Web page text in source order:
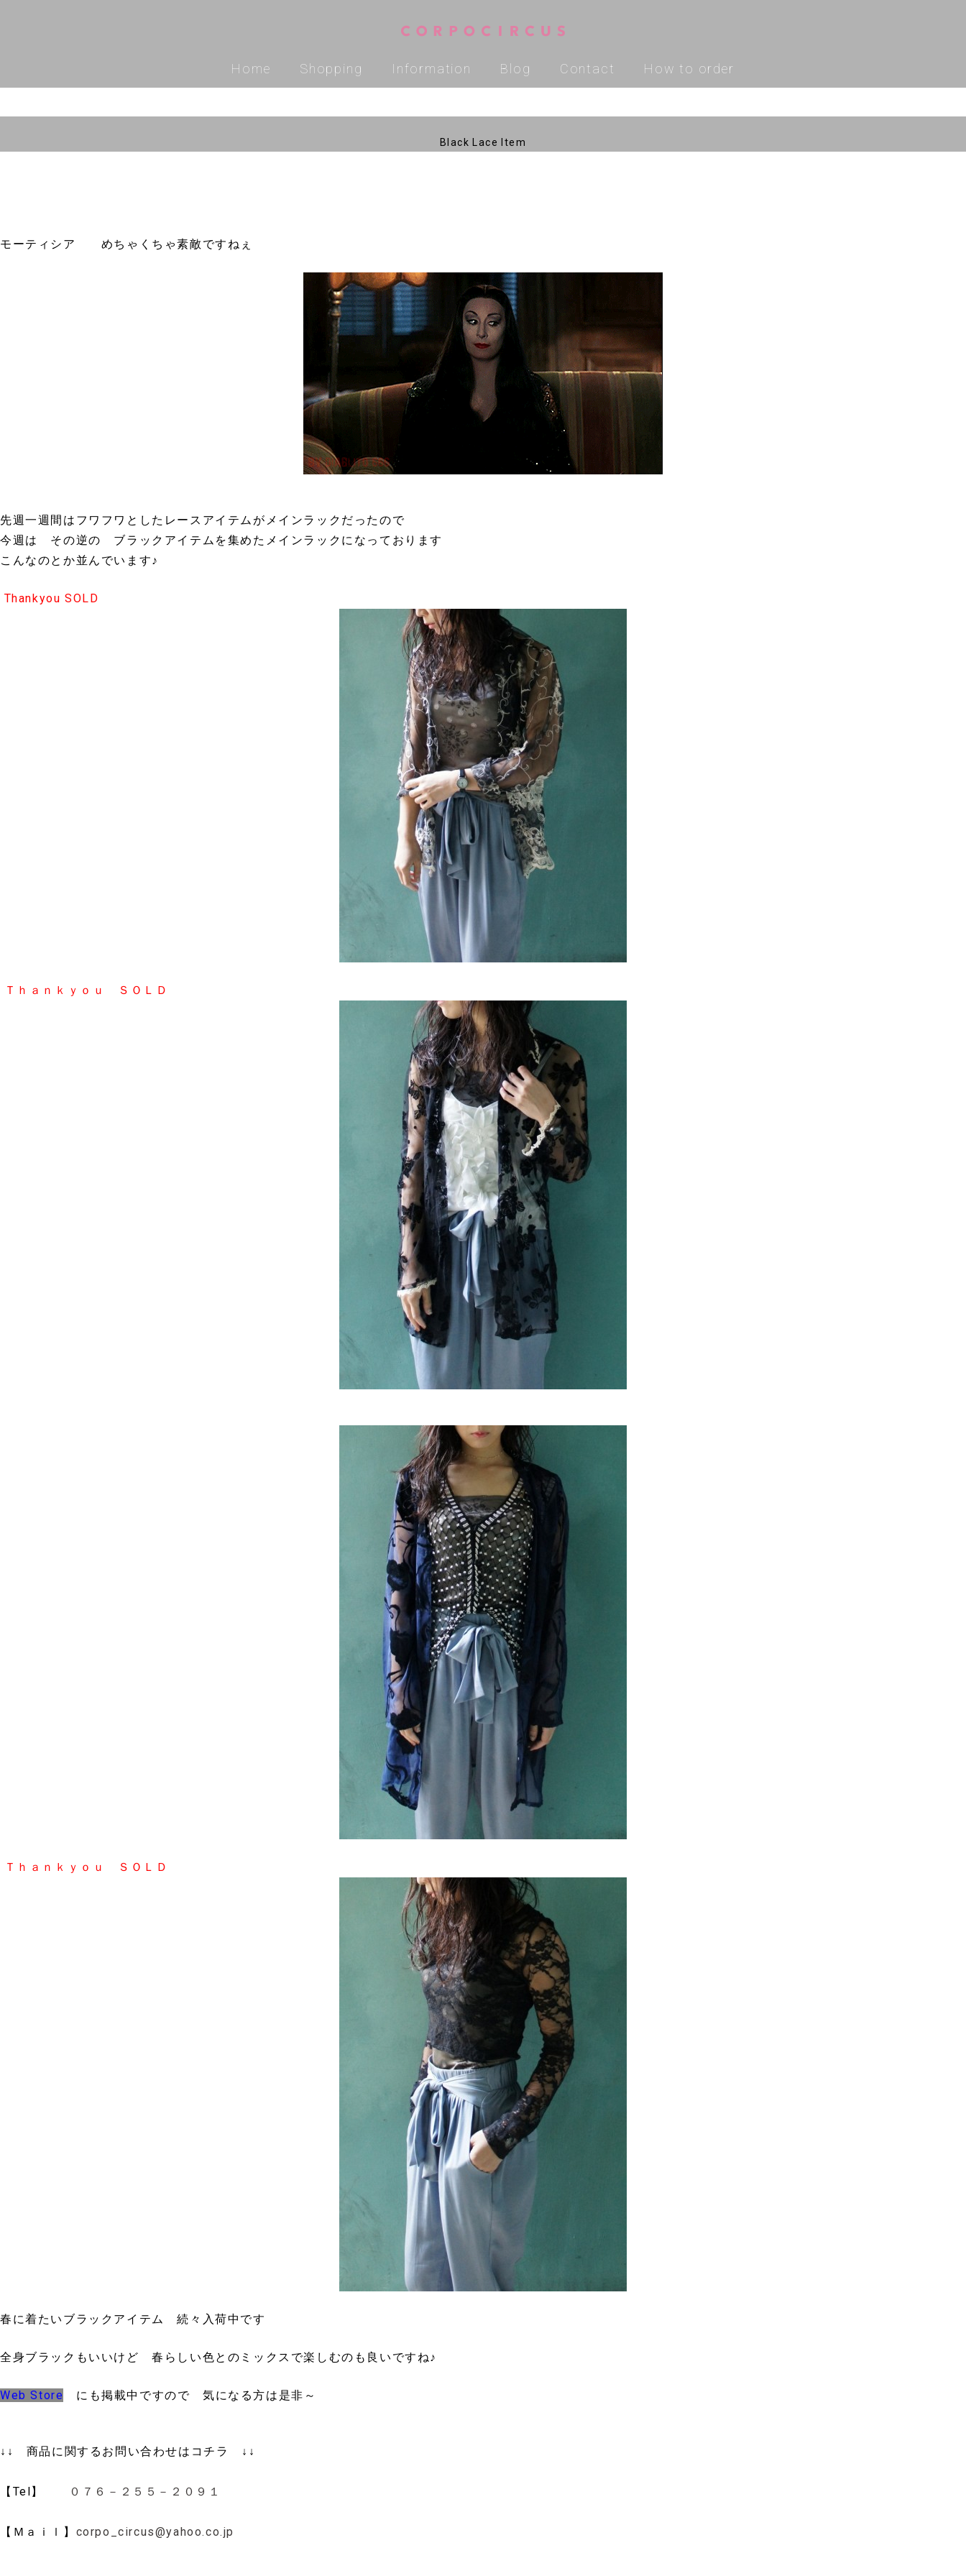
Home Shopping Information Blog Contact How to order
Black Lace Item
モーティシア めちゃくちゃ素敵ですねぇ
先週一週間はフワフワとしたレースアイテムがメインラックだったので
今週は その逆の ブラックアイテムを集めたメインラックになっております
こんなのとか並んでいます♪
Thankyou SOLD
Ｔｈａｎｋｙｏｕ ＳＯＬＤ
Ｔｈａｎｋｙｏｕ ＳＯＬＤ
春に着たいブラックアイテム 続々入荷中です
全身ブラックもいいけど 春らしい色とのミックスで楽しむのも良いですね♪
Web Store にも掲載中ですので 気になる方は是非～
↓↓ 商品に関するお問い合わせはコチラ ↓↓
【Tel】 ０７６－２５５－２０９１
【Ｍａｉｌ】 corpo_circus@yahoo.co.jp